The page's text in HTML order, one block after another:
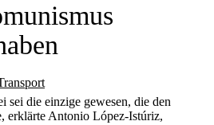
sei die einzige gewesen, die den
erklärte Antonio López-Istúriz,